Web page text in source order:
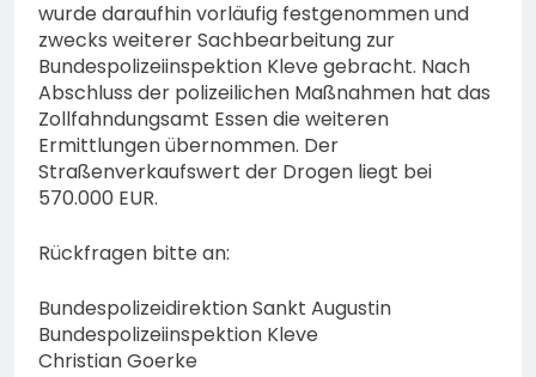
wurde daraufhin vorläufig festgenommen und
zwecks weiterer Sachbearbeitung zur
Bundespolizeiinspektion Kleve gebracht. Nach
Abschluss der polizeilichen Maßnahmen hat das
Zollfahndungsamt Essen die weiteren
Ermittlungen übernommen. Der
Straßenverkaufswert der Drogen liegt bei
570.000 EUR.
Rückfragen bitte an:
Bundespolizeidirektion Sankt Augustin
Bundespolizeiinspektion Kleve
Christian Goerke